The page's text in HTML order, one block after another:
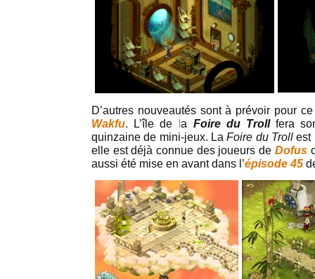
D’autres nouveautés sont à prévoir pour
Wakfu. L’île de la Foire du Trollfera
quinzaine de mini-jeux. LaFoire du Troll est
elle est déjà connue des joueurs de Dofus
aussi été mise en avant dans l’épisode 45